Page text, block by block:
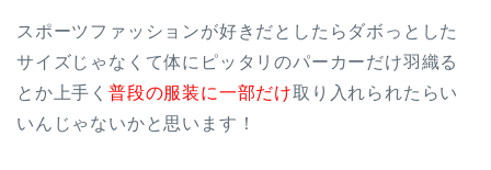
スポーツファッションが好きだとしたらダボっとした
サイズじゃなくて体にピッタリのパーカーだけ羽織る
とか上手く 普段の服装に一部だけ取り入れられたらい
いんじゃないかと思います！